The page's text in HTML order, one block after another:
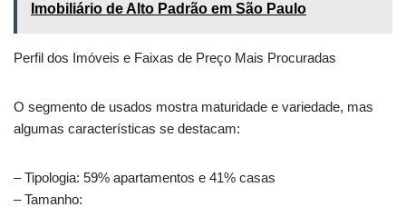
Imobiliário de Alto Padrão em São Paulo
Perfil dos Imóveis e Faixas de Preço Mais Procuradas
O segmento de usados mostra maturidade e variedade, mas
algumas características se destacam:
– Tipologia: 59% apartamentos e 41% casas
– Tamanho: